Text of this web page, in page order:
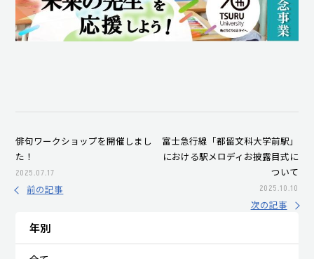
年別
俳句ワークショップを開催しまし
た！
2025.07.17
前の記事
富士急行線「都留文科大学前駅」
における駅メロディお披露目式に
ついて
2025.10.10
次の記事